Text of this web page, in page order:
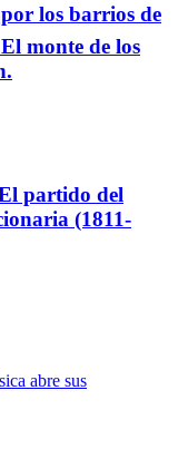
los barrios de
monte de los
partido del
(1811-
abre sus